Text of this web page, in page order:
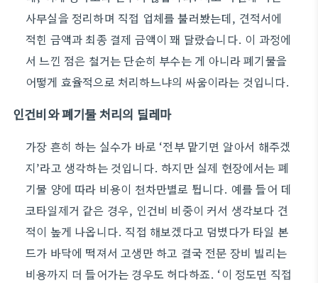
사무실을 정리하며 직접 업체를 불러봤는데, 견적서에
적힌 금액과 최종 결제 금액이 꽤 달랐습니다. 이 과정에
서 느낀 점은 철거는 단순히 부수는 게 아니라 폐기물을
어떻게 효율적으로 처리하느냐의 싸움이라는 것입니다.
인건비와 폐기물 처리의 딜레마
가장 흔히 하는 실수가 바로 ‘전부 맡기면 알아서 해주겠
지’라고 생각하는 것입니다. 하지만 실제 현장에서는 폐
기물 양에 따라 비용이 천차만별로 튑니다. 예를 들어 데
코타일제거 같은 경우, 인건비 비중이 커서 생각보다 견
적이 높게 나옵니다. 직접 해보겠다고 덤볐다가 타일 본
드가 바닥에 떡져서 고생만 하고 결국 전문 장비 빌리는
비용까지 더 들어가는 경우도 허다하죠. ‘이 정도면 직접